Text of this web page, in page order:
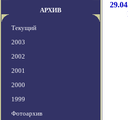
АРХИВ
Текущий
2003
2002
2001
2000
1999
Фотоархив